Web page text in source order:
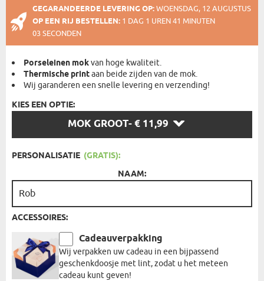
GEGARANDEERDE LEVERING OP:WOENSDAG, 12 AUGUSTUS
OP EEN RIJ BESTELLEN: 1 DAG 1 UREN 41 MINUTEN
02 SECONDEN
Porseleinen mokvan hoge kwaliteit.
Thermische printaan beide zijden van de mok.
Wij garanderen een snelle levering en verzending!
KIES EEN OPTIE:
MOK GROOT- € 11,99
OPTIE:
PERSONALISATIE (GRATIS):
NAAM:
ACCESSOIRES:
Cadeauverpakking
Wij verpakken uw cadeau in een bijpassend
geschenkdoosje met lint, zodat u het meteen
cadeau kunt geven!